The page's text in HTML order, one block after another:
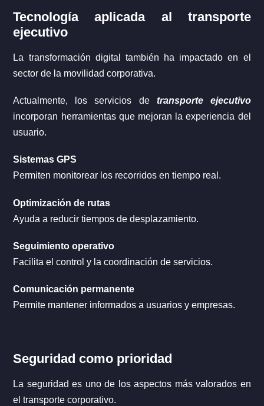
Tecnología aplicada al transporte
ejecutivo
La transformación digital también ha impactado en el
sector de la movilidad corporativa.
Actualmente, los servicios de transporte ejecutivo
incorporan herramientas que mejoran la experiencia del
usuario.
Sistemas GPS
Permiten monitorear los recorridos en tiempo real.
Optimización de rutas
Ayuda a reducir tiempos de desplazamiento.
Seguimiento operativo
Facilita el control y la coordinación de servicios.
Comunicación permanente
Permite mantener informados a usuarios y empresas.
Seguridad como prioridad
La seguridad es uno de los aspectos más valorados en
el transporte corporativo.